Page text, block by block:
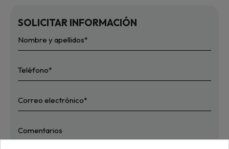
SOLICITAR INFORMACIÓN